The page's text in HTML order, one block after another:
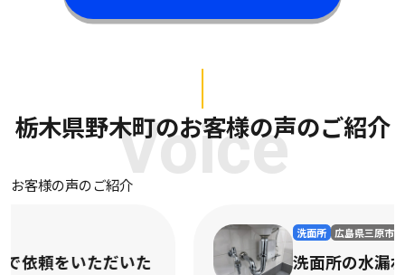
Voice
栃木県野木町のお客様の声のご紹介
お客様の声のご紹介
洗面所の水漏れで依頼をいただいた